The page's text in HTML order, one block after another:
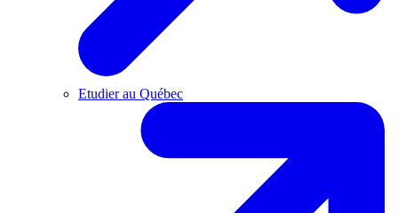
Etudier au Québec